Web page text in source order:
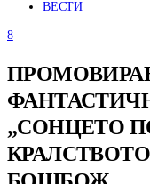
ВЕСТИ
8
„СОНЦЕТО